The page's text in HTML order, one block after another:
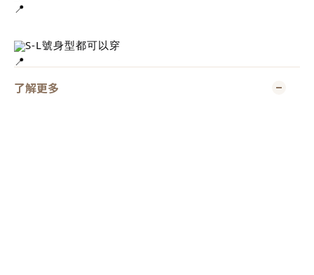
S-L號身型都可以穿
了解更多